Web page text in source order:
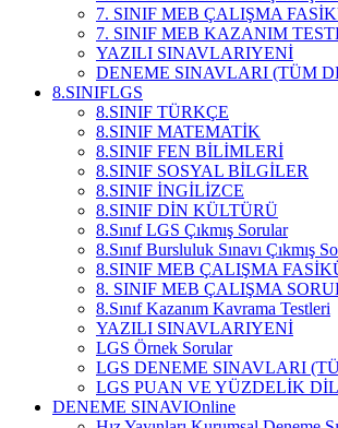
7. SINIF MEB ÇALIŞMA
7. SINIF MEB KAZANIM
YAZILI SINAVLARIYENİ
DENEME SINAVLARI (TÜM
8.SINIFLGS
8.SINIF TÜRKÇE
8.SINIF MATEMATİK
8.SINIF FEN BİLİMLERİ
8.SINIF SOSYAL BİLGİLER
8.SINIF İNGİLİZCE
8.SINIF DİN KÜLTÜRÜ
8.Sınıf LGS Çıkmış Sorular
8.Sınıf Bursluluk Sınavı Çıkmış
8.SINIF MEB ÇALIŞMA
8. SINIF MEB ÇALIŞMA
8.Sınıf Kazanım Kavrama Testleri
YAZILI SINAVLARIYENİ
LGS Örnek Sorular
LGS DENEME SINAVLARI
LGS PUAN VE YÜZDELİK
DENEME SINAVIOnline